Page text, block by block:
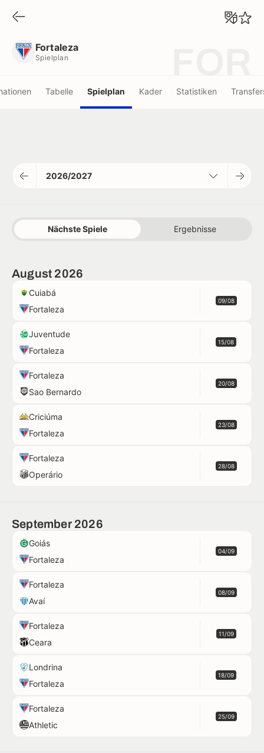
Fortaleza
Spielplan
Tabelle Spielplan Kader Statistiken
2026/2027
Nächste Spiele Ergebnisse
August 2026
Cuiabá
Fortaleza
09/08
Juventude
Fortaleza
15/08
Fortaleza
Sao Bernardo
20/08
Criciúma
Fortaleza
23/08
Fortaleza
Operário
28/08
September 2026
Goiás
Fortaleza
04/09
Fortaleza
Avaí
08/09
Fortaleza
Ceara
11/09
Londrina
Fortaleza
18/09
Fortaleza
Athletic
25/09